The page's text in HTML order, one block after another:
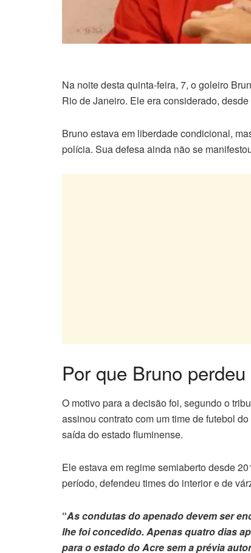
Na noite desta quinta-feira, 7, o goleiro
Rio de Janeiro. Ele era considerado,
Bruno estava em liberdade condicional,
polícia. Sua defesa ainda não se
Por que Bruno
O motivo para a decisão foi, segundo o
assinou contrato com um time de futebol
saída do estado fluminense.
Ele estava em regime semiaberto desde
período, defendeu times do interior e de
“As condutas do apenado devem ser
lhe foi concedido. Apenas quatro dias
para o estado do Acre sem a prévia